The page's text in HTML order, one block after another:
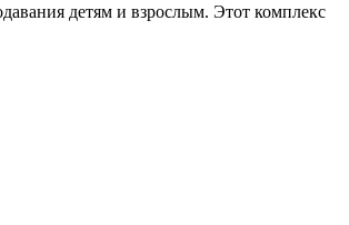
детям и взрослым. Этот комплекс